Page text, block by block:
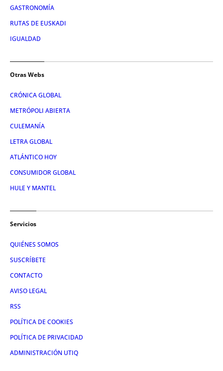
GASTRONOMÍA
RUTAS DE EUSKADI
IGUALDAD
Otras Webs
CRÓNICA GLOBAL
METRÓPOLI ABIERTA
CULEMANÍA
LETRA GLOBAL
ATLÁNTICO HOY
CONSUMIDOR GLOBAL
HULE Y MANTEL
Servicios
QUIÉNES SOMOS
SUSCRÍBETE
CONTACTO
AVISO LEGAL
RSS
POLÍTICA DE COOKIES
POLÍTICA DE PRIVACIDAD
ADMINISTRACIÓN UTIQ